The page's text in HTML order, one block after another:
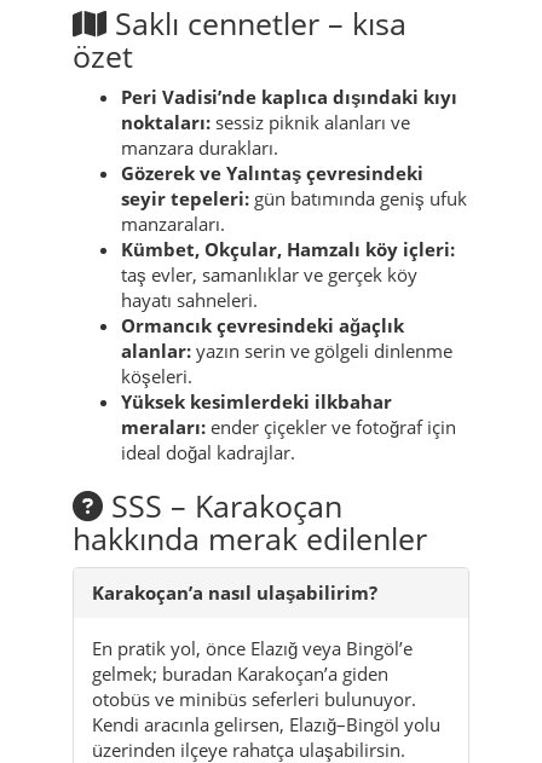
Saklı cennetler – kısa
özet
Peri Vadisi’nde kaplıca dışındaki kıyı
noktaları: sessiz piknik alanları ve
manzara durakları.
Gözerek ve Yalıntaş çevresindeki
seyir tepeleri: gün batımında geniş ufuk
manzaraları.
Kümbet, Okçular, Hamzalı köy içleri:
taş evler, samanlıklar ve gerçek köy
hayatı sahneleri.
Ormancık çevresindeki ağaçlık
alanlar: yazın serin ve gölgeli dinlenme
köşeleri.
Yüksek kesimlerdeki ilkbahar
meraları: ender çiçekler ve fotoğraf için
ideal doğal kadrajlar.
SSS – Karakoçan
hakkında merak edilenler
Karakoçan’a nasıl ulaşabilirim?
En pratik yol, önce Elazığ veya Bingöl’e
gelmek; buradan Karakoçan’a giden
otobüs ve minibüs seferleri bulunuyor.
Kendi aracınla gelirsen, Elazığ–Bingöl yolu
üzerinden ilçeye rahatça ulaşabilirsin.